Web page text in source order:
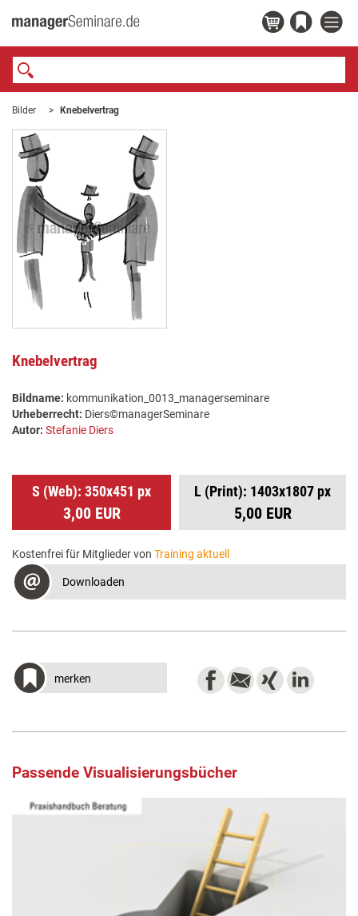
Bilder Knebelvertrag
Knebelvertrag
Bildname: kommunikation_0013_managerseminare
Urheberrecht: Diers©managerSeminare
Autor: Stefanie Diers
S (Web): 350x451 px
3,00 EUR
L (Print): 1403x1807 px
5,00 EUR
Kostenfrei für Mitglieder von Training aktuell
Downloaden
merken
Passende Visualisierungsbücher